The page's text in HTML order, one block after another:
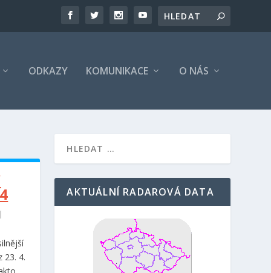
ODKAZY KOMUNIKACE O NÁS
|
23. 4.
AKTUÁLNÍ RADAROVÁ DATA